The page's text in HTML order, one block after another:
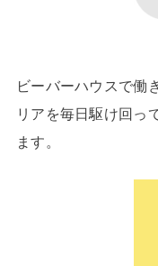
ビーバーハウスで働
リアを毎日駆け回っ
ます。